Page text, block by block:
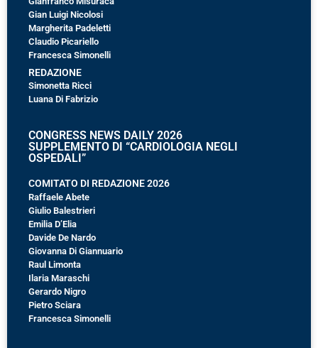
Gian Luigi Nicolosi
Margherita Padeletti
Claudio Picariello
Francesca Simonelli
REDAZIONE
Simonetta Ricci
Luana Di Fabrizio
CONGRESS NEWS DAILY 2026
SUPPLEMENTO DI “CARDIOLOGIA NEGLI
OSPEDALI”
COMITATO DI REDAZIONE 2026
Raffaele Abete
Giulio Balestrieri
Emilia D’Elia
Davide De Nardo
Giovanna Di Giannuario
Raul Limonta
Ilaria Maraschi
Gerardo Nigro
Pietro Sciara
Francesca Simonelli